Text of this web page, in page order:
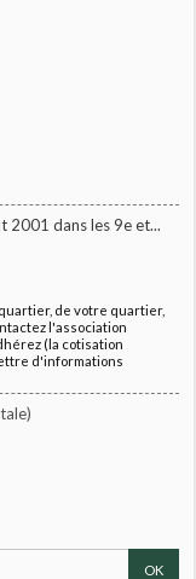
2001 dans les 9e et...
de votre quartier,
l'association
(la cotisation
d'informations